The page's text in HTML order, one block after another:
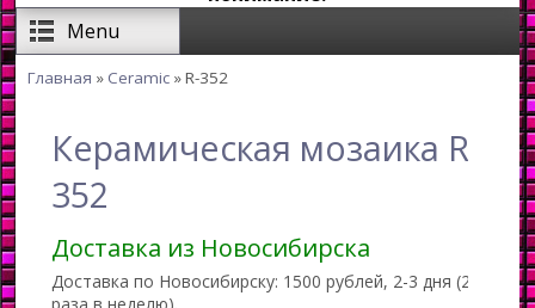
Menu
Главная » Ceramic » R-352
Керамическая мозаика R-
352
Доставка из Новосибирска
Доставка по Новосибирску: 1500 рублей, 2-3 дня (2